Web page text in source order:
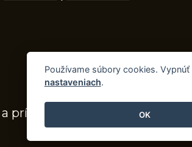
príslušenstvo
Používame súbory cookies.
nastaveniach.
OK